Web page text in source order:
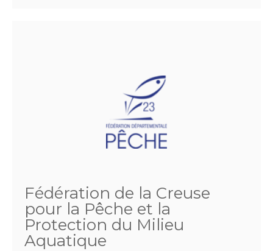
Fédération de la Creuse
pour la Pêche et la
Protection du Milieu
Aquatique